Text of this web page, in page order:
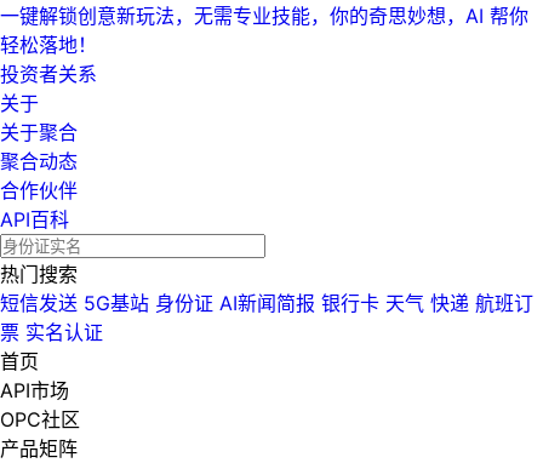
一键解锁创意新玩法，无需专业技能，你的奇思妙想，AI 帮你
轻松落地！
投资者关系
关于
关于聚合
聚合动态
合作伙伴
API百科
热门搜索
短信发送 5G基站 身份证 AI新闻简报 银行卡 天气 快递 航班订
票 实名认证
首页
API市场
OPC社区
产品矩阵